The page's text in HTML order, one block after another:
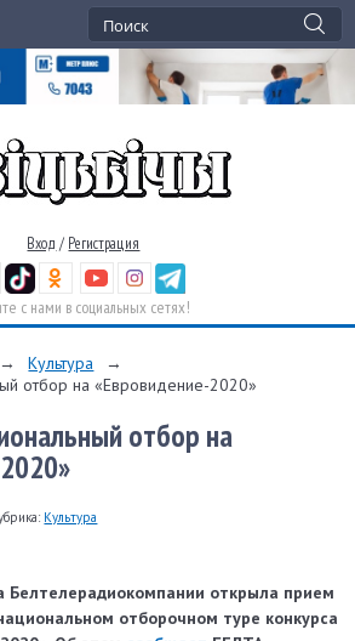
Вход / Регистрация
с нами в социальных сетях!
→ Культура
→
отбор на «Евровидение-2020»
отбор на
Культура
Белтелерадиокомпании открыла прием
отборочном туре конкурса